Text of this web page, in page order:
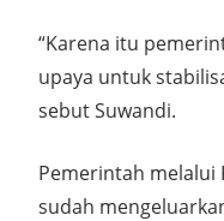
“Karena itu
upaya untuk
sebut Suwandi.
Pemerintah melalui
sudah